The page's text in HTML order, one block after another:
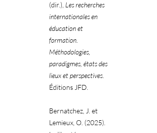
(dir.), Les recherches
internationales en
éducation et
formation.
Méthodologies,
paradigmes, états des
lieux et perspectives
Éditions JFD.
Bernatchez, J. et
Lemieux, O. (2025).